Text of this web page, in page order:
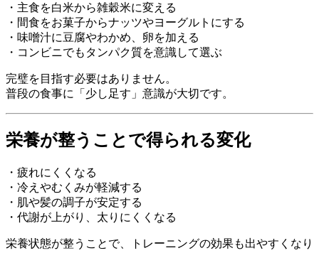
・主食を白米から雑穀米に変える
・間食をお菓子からナッツやヨーグルトにする
・味噌汁に豆腐やわかめ、卵を加える
・コンビニでもタンパク質を意識して選ぶ
完璧を目指す必要はありません。
普段の食事に「少し足す」意識が大切です。
栄養が整うことで得られる変化
・疲れにくくなる
・冷えやむくみが軽減する
・肌や髪の調子が安定する
・代謝が上がり、太りにくくなる
栄養状態が整うことで、トレーニングの効果も出やすくなり